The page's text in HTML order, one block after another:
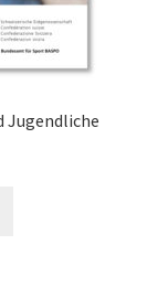
Jugendliche